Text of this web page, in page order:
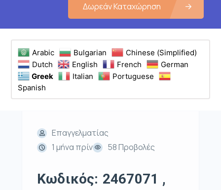
Δωρεάν Καταχώρηση
Arabic Bulgarian
Chinese (Simplified)
Dutch
English French
German
Greek
Italian
Portuguese
Spanish
Επαγγελματίας
1 μήνα πρίν
58 Προβολές
Κωδικός: 2467071 ,